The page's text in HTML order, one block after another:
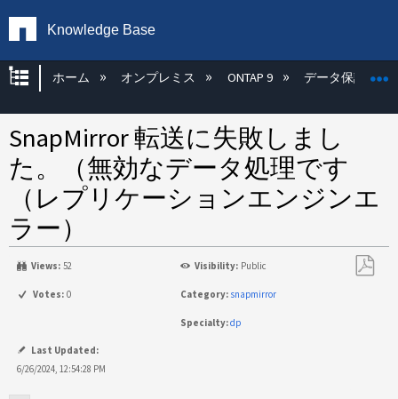
Knowledge Base
グローバル階層を展開/折りたたむ
ホーム オンプレミス ONTAP 9 データ保護
SnapMirror 転送に失敗しまし
た。（無効なデータ処理です
（レプリケーションエンジンエ
ラー）
Views: 52 Visibility: Public
Votes: 0 Category: snapmirror
Specialty:dp
Last Updated:
6/26/2024, 12:54:28 PM